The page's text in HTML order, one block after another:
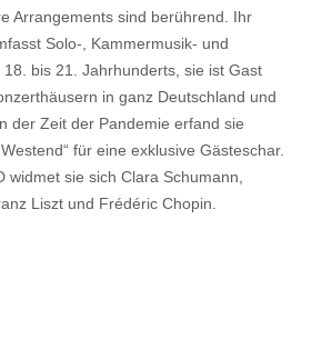
Arrangements sind berührend. Ihr
Solo-, Kammermusik- und
bis 21. Jahrhunderts, sie ist Gast
in ganz Deutschland und
der Zeit der Pandemie erfand sie
für eine exklusive Gästeschar.
widmet sie sich Clara Schumann,
Liszt und Frédéric Chopin.